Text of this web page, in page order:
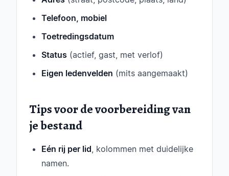
Telefoon, mobiel
Toetredingsdatum
Status (actief, gast, met verlof)
Eigen ledenvelden (mits aangemaakt)
Tips voor de voorbereiding van
je bestand
Eén rij per lid, kolommen met duidelijke
namen.